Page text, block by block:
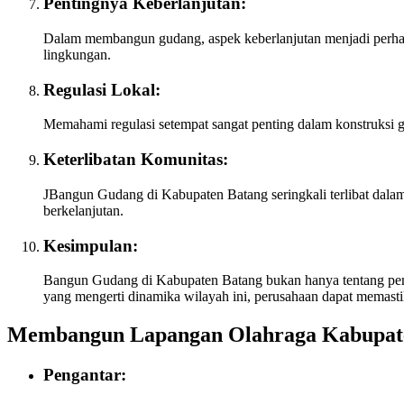
Dalam membangun gudang, aspek keberlanjutan menjadi
lingkungan.
Regulasi Lokal:
Memahami regulasi setempat sangat penting dalam
Keterlibatan Komunitas:
JBangun Gudang di Kabupaten Batang seringkali terlibat
berkelanjutan.
Kesimpulan:
Bangun Gudang di Kabupaten Batang bukan hanya tentang
yang mengerti dinamika wilayah ini, perusahaan dapat
Membangun Lapangan Olahraga
Pengantar: